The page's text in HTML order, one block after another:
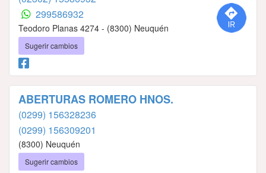
299586932
Teodoro Planas 4274 - (8300) Neuquén
Sugerir cambios
ABERTURAS ROMERO HNOS.
(0299) 156328236
(0299) 156309201
(8300) Neuquén
Sugerir cambios